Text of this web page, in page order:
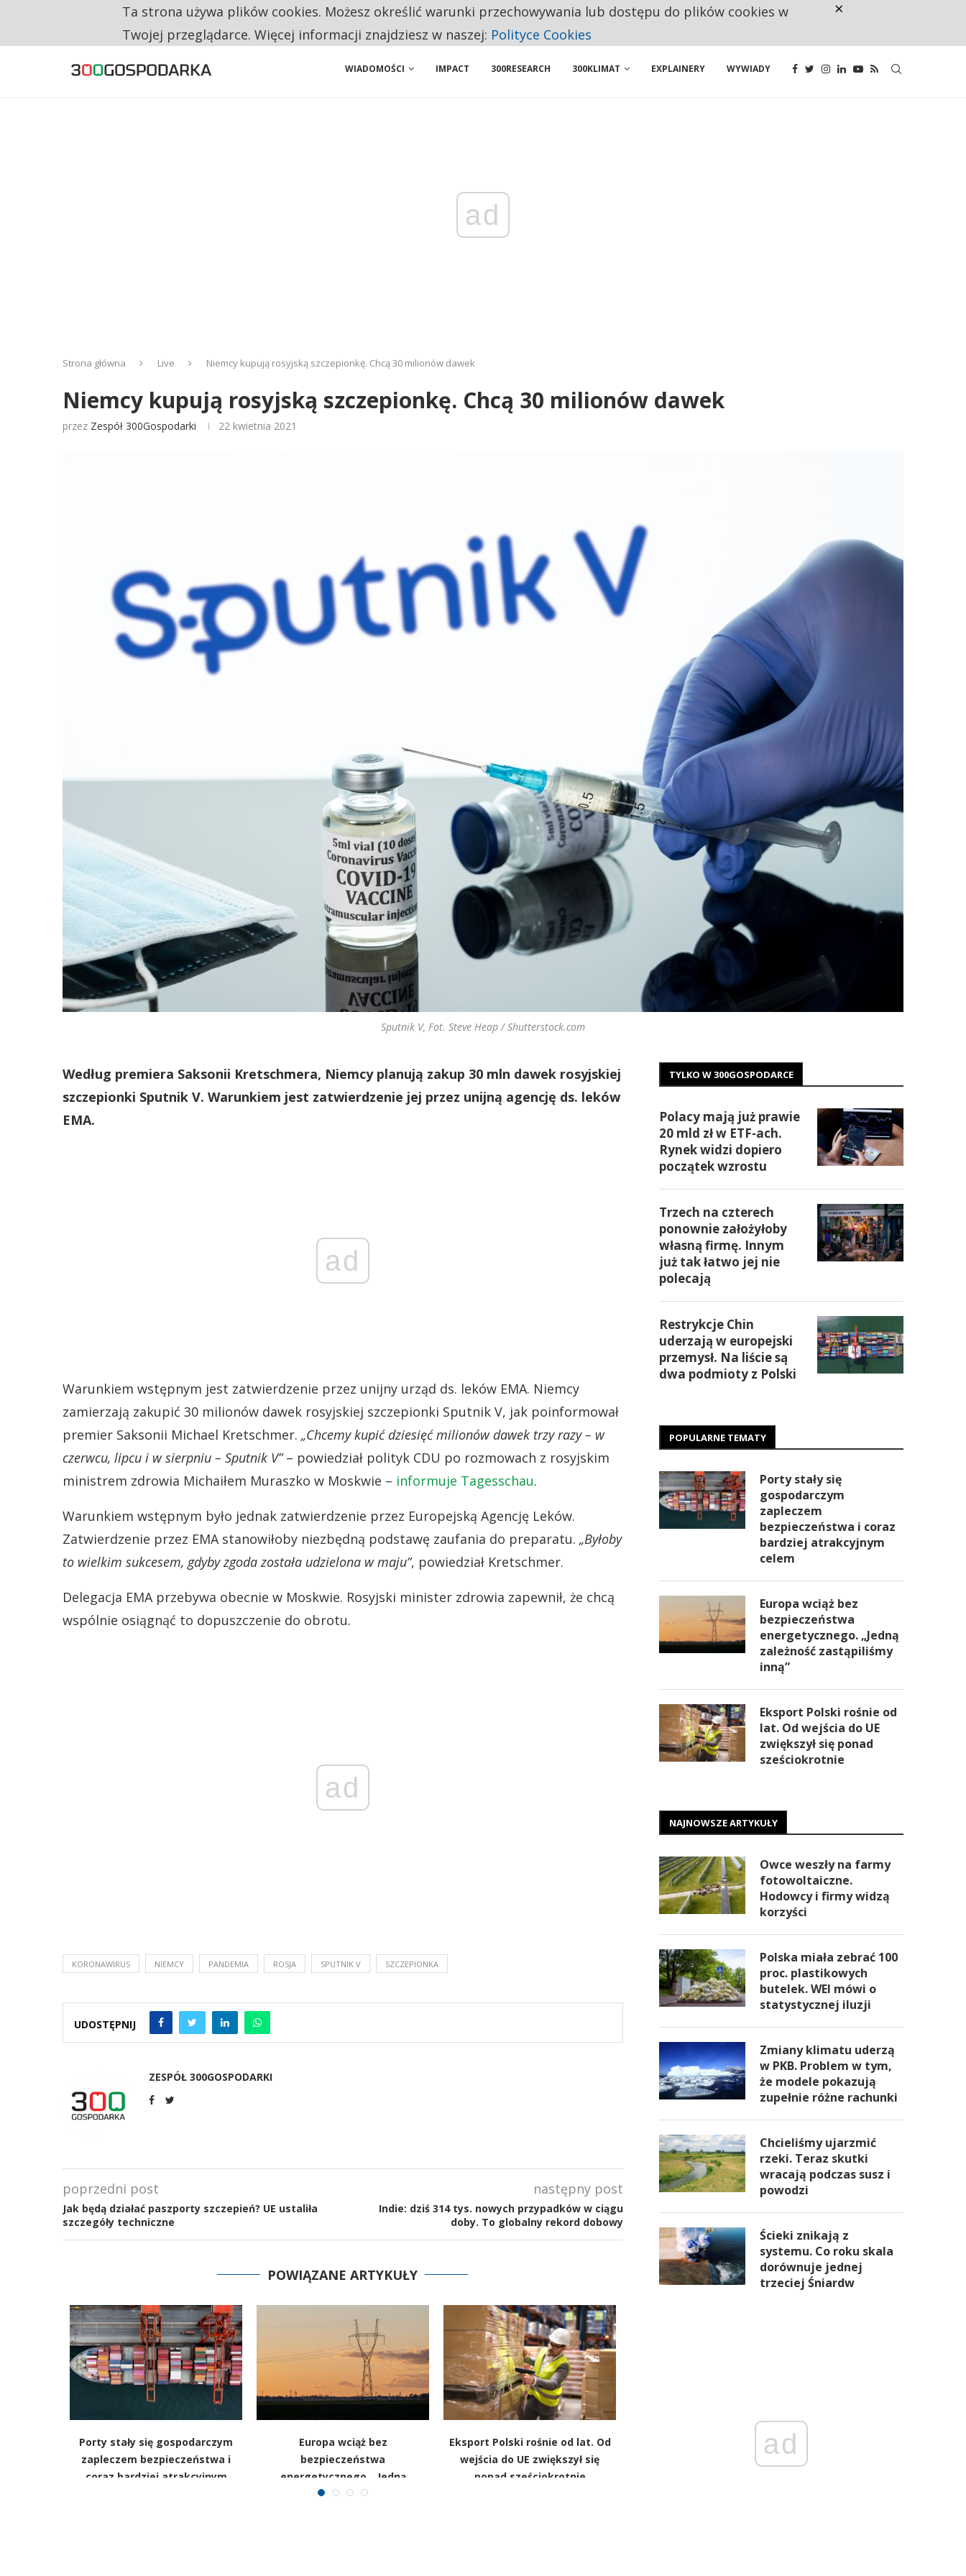
RESTRYKCJE CHIN UDERZAJĄ W EUROPEJSKI PRZEMYSŁ. NA LIŚCIE SĄ DWA PODMIOTY Z POLSKI
WIADOMOŚCI IMPACT 300RESEARCH 300KLIMAT EXPLAINERY WYWIADY
ad
Strona główna Live Niemcy kupują rosyjską szczepionkę. Chcą 30 milionów dawek
Niemcy kupują rosyjską szczepionkę. Chcą 30 milionów dawek
przez Zespół 300Gospodarki 22 kwietnia 2021
Sputnik V, Fot. Steve Heap / Shutterstock.com
Według premiera Saksonii Kretschmera, Niemcy planują zakup 30 mln dawek rosyjskiej
szczepionki Sputnik V. Warunkiem jest zatwierdzenie jej przez unijną agencję ds. leków
EMA.
ad
Warunkiem wstępnym jest zatwierdzenie przez unijny urząd ds. leków EMA. Niemcy
zamierzają zakupić 30 milionów dawek rosyjskiej szczepionki Sputnik V, jak poinformował
premier Saksonii Michael Kretschmer. „Chcemy kupić dziesięć milionów dawek trzy razy – w
czerwcu, lipcu i w sierpniu – Sputnik V”– powiedział polityk CDU po rozmowach z rosyjskim
ministrem zdrowia Michaiłem Muraszko w Moskwie – informuje Tagesschau.
Warunkiem wstępnym było jednak zatwierdzenie przez Europejską Agencję Leków.
Zatwierdzenie przez EMA stanowiłoby niezbędną podstawę zaufania do preparatu. „Byłoby
to wielkim sukcesem, gdyby zgoda została udzielona w maju”, powiedział Kretschmer.
Delegacja EMA przebywa obecnie w Moskwie. Rosyjski minister zdrowia zapewnił, że chcą
wspólnie osiągnąć to dopuszczenie do obrotu.
ad
KORONAWIRUS NIEMCY PANDEMIA ROSJA SPUTNIK V SZCZEPIONKA
UDOSTĘPNIJ
ZESPÓŁ 300GOSPODARKI
poprzedni post
Jak będą działać paszporty szczepień? UE ustaliła
szczegóły techniczne
następny post
Indie: dziś 314 tys. nowych przypadków w ciągu
doby. To globalny rekord dobowy
POWIĄZANE ARTYKUŁY
Porty stały się gospodarczym
zapleczem bezpieczeństwa i
coraz bardziej atrakcyjnym
Europa wciąż bez
bezpieczeństwa
energetycznego. „Jedną
zależność zastąpiliśmy inną”
Eksport Polski rośnie od lat. Od
wejścia do UE zwiększył się
ponad sześciokrotnie
Rosja wpada w stagnację, ale
nadal chce kontynuować wojnę z
TYLKO W 300GOSPODARCE
Polacy mają już prawie
20 mld zł w ETF-ach.
Rynek widzi dopiero
początek wzrostu
Trzech na czterech
ponownie założyłoby
własną firmę. Innym
już tak łatwo jej nie
polecają
Restrykcje Chin
uderzają w europejski
przemysł. Na liście są
dwa podmioty z Polski
POPULARNE TEMATY
Porty stały się
gospodarczym
zapleczem
bezpieczeństwa i coraz
bardziej atrakcyjnym
celem
Europa wciąż bez
bezpieczeństwa
energetycznego. „Jedną
zależność zastąpiliśmy
inną”
Eksport Polski rośnie od
lat. Od wejścia do UE
zwiększył się ponad
sześciokrotnie
NAJNOWSZE ARTYKUŁY
Owce weszły na farmy
fotowoltaiczne.
Hodowcy i firmy widzą
korzyści
Polska miała zebrać 100
proc. plastikowych
butelek. WEI mówi o
statystycznej iluzji
Zmiany klimatu uderzą
w PKB. Problem w tym,
że modele pokazują
zupełnie różne rachunki
Chcieliśmy ujarzmić
rzeki. Teraz skutki
wracają podczas susz i
powodzi
Ścieki znikają z
systemu. Co roku skala
dorównuje jednej
trzeciej Śniardw
ad
Ta strona używa plików cookies. Możesz określić warunki przechowywania lub dostępu do plików cookies w
Twojej przeglądarce. Więcej informacji znajdziesz w naszej: Polityce Cookies
×